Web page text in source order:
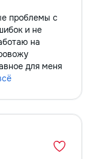
проблемы с
и не
на
для меня